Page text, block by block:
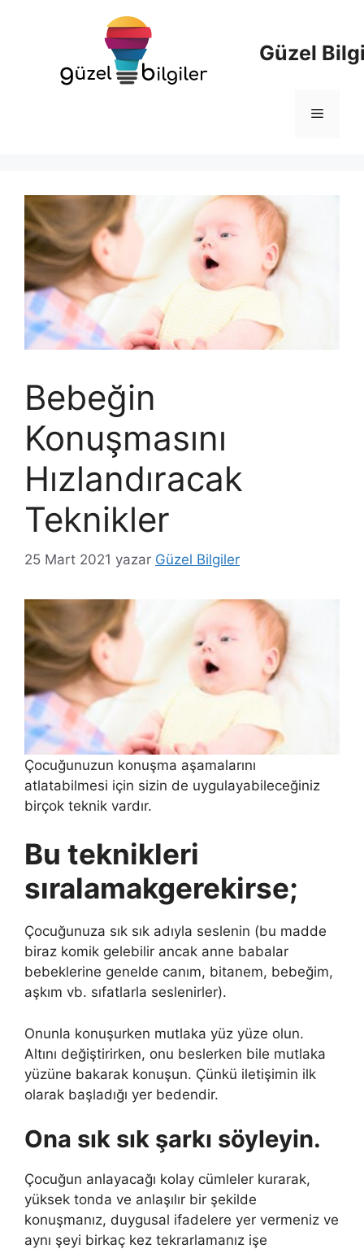
Güzel
Menü
Bebeğin
Konuşmasını
Hızlandıracak
Teknikler
25 Mart 2021 yazar Güzel Bilgiler
Çocuğunuzun konuşma aşamalarını
atlatabilmesi için sizin de uygulayabileceğiniz
birçok teknik vardır.
Bu teknikleri
sıralamakgerekirse;
Çocuğunuza sık sık adıyla seslenin (bu madde
biraz komik gelebilir ancak anne babalar
bebeklerine genelde canım, bitanem, bebeğim,
aşkım vb. sıfatlarla seslenirler).
Onunla konuşurken mutlaka yüz yüze olun.
Altını değiştirirken, onu beslerken bile mutlaka
yüzüne bakarak konuşun. Çünkü iletişimin ilk
olarak başladığı yer bedendir.
Ona sık sık şarkı söyleyin.
Çocuğun anlayacağı kolay cümleler kurarak,
yüksek tonda ve anlaşılır bir şekilde
konuşmanız, duygusal ifadelere yer vermeniz ve
aynı şeyi birkaç kez tekrarlamanız işe